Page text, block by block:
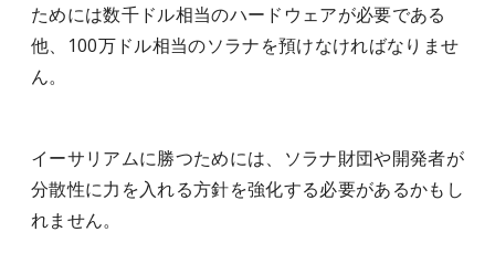
ためには数千ドル相当のハードウェアが必要である
他、100万ドル相当のソラナを預けなければなりませ
ん。
イーサリアムに勝つためには、ソラナ財団や開発者が
分散性に力を入れる方針を強化する必要があるかもし
れません。